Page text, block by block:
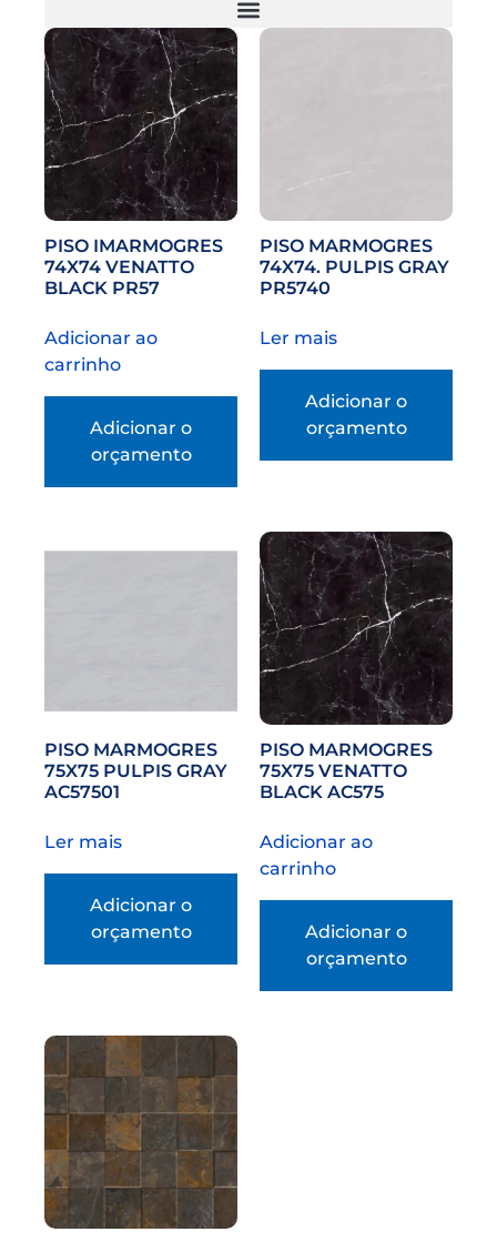
PISO IMARMOGRES
74X74 VENATTO
BLACK PR57
Adicionar ao
carrinho
Adicionar o
orçamento
PISO MARMOGRES
74X74. PULPIS GRAY
PR5740
Ler mais
Adicionar o
orçamento
PISO MARMOGRES
75X75 PULPIS GRAY
AC57501
Ler mais
Adicionar o
orçamento
PISO MARMOGRES
75X75 VENATTO
BLACK AC575
Adicionar ao
carrinho
Adicionar o
orçamento